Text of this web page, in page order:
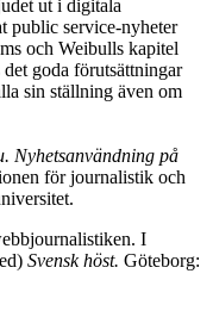
ut i digitala
public service-nyheter
och Weibulls kapitel
goda förutsättningar
sin ställning även om
Nyhetsanvändning på
för journalistik och
I
Svensk höst. Göteborg: